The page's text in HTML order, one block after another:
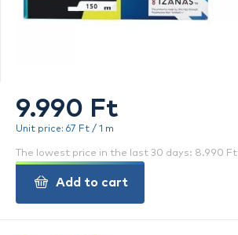
9.990 Ft
Unit price: 67 Ft / 1 m
The lowest price in the last 30 days: 8.990 Ft
Add to cart